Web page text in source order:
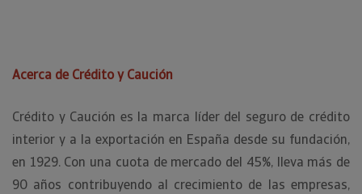
Acerca de Crédito y Caución
Crédito y Caución es la marca líder del seguro de crédito
interior y a la exportación en España desde su fundación,
en 1929. Con una cuota de mercado del 45%, lleva más de
90 años contribuyendo al crecimiento de las empresas,